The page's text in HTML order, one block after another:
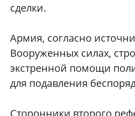
сделки.
Армия, согласно
Вооруженных силах,
экстренной помощи
для подавления
Сторонники второго